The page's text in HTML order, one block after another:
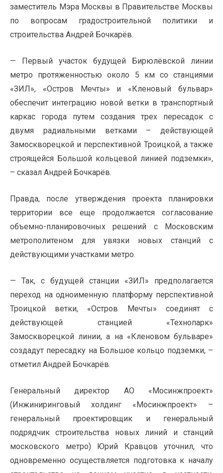
заместитель Мэра Москвы в Правительстве Москвы
по вопросам градостроительной политики и
строительства Андрей Бочкарёв.
— Первый участок будущей Бирюлёвской линии
метро протяженностью около 5 км со станциями
«ЗИЛ», «Остров Мечты» и «Кленовый бульвар»
обеспечит интеграцию новой ветки в транспортный
каркас города путем создания трех пересадок с
двумя радиальными ветками – действующей
Замоскворецкой и перспективной Троицкой, а также
строящейся Большой кольцевой линией подземки»,
– сказал Андрей Бочкарёв.
Правда, после утверждения проекта планировки
территории все еще продолжается согласование
объемно-планировочных решений с Московским
метрополитеном для увязки новых станций с
действующими участками метро.
— Так, с будущей станции «ЗИЛ» предполагается
переход на одноименную платформу перспективной
Троицкой ветки, «Остров Мечты» соединят с
действующей станцией «Технопарк»
Замоскворецкой линии, а на «Кленовом бульваре»
создадут пересадку на Большое кольцо подземки, –
отметил Андрей Бочкарёв.
Генеральный директор АО «Мосинжпроект»
(Инжиниринговый холдинг «Мосинжпроект» –
генеральный проектировщик и генеральный
подрядчик строительства новых линий и станций
московского метро) Юрий Кравцов уточнил, что
одновременно осуществляется подготовка к началу